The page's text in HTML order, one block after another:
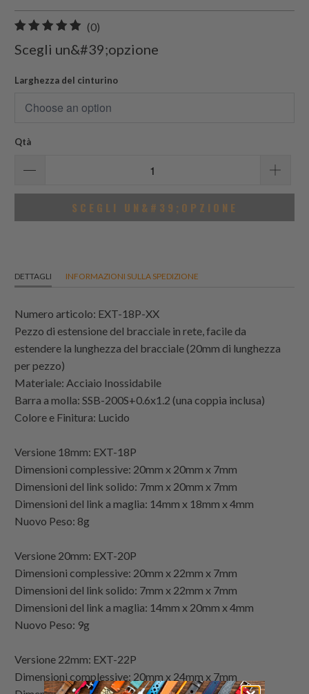
(0)
recensioni
totali
Scegli un&#39;opzione
Larghezza del cinturino
Qtà
SCEGLI UN&#39;OPZIONE
DETTAGLI INFORMAZIONI SULLA SPEDIZIONE
Numero articolo: EXT-18P-XX
Pezzo di estensione del bracciale in rete, facile da
estendere la lunghezza del bracciale (20mm di lunghezza
per pezzo)
Materiale: Acciaio Inossidabile
Barra a molla: SSB-200S+0.6x1.2 (una coppia inclusa)
Colore e Finitura: Lucido
Versione 18mm: EXT-18P
Dimensioni complessive: 20mm x 20mm x 7mm
Dimensioni del link solido: 7mm x 20mm x 7mm
Dimensioni del link a maglia: 14mm x 18mm x 4mm
Nuovo Peso: 8g
Versione 20mm: EXT-20P
Dimensioni complessive: 20mm x 22mm x 7mm
Dimensioni del link solido: 7mm x 22mm x 7mm
Dimensioni del link a maglia: 14mm x 20mm x 4mm
Nuovo Peso: 9g
Versione 22mm: EXT-22P
Dimensioni complessive: 20mm x 24mm x 7mm